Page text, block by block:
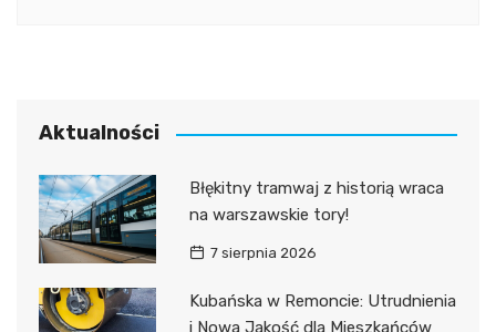
Aktualności
Błękitny tramwaj z historią wraca
na warszawskie tory!
7 sierpnia 2026
Kubańska w Remoncie: Utrudnienia